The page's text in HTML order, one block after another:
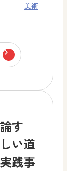
美術
す
い道
践事